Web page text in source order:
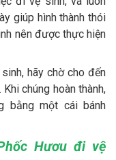
giúp hình thành thói
nên được thực hiện
hãy chờ cho đến
chúng hoàn thành,
bằng một cái bánh
Hươu đi vệ